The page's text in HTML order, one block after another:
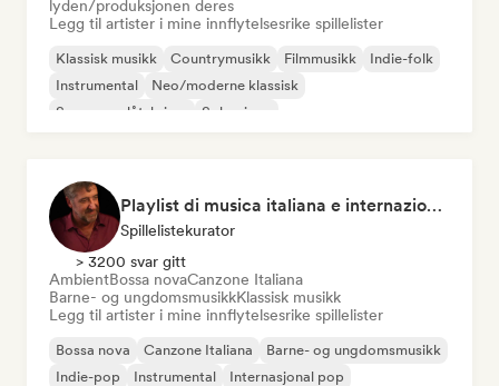
lyden/produksjonen deres
Legg til artister i mine innflytelsesrike spillelister
Klassisk musikk Countrymusikk Filmmusikk
Indie-folk
Instrumental
Neo/moderne klassisk
Sanger og låtskriver
Solo piano
Playlist di musica italiana e internazionale
Spillelistekurator
> 3200 svar gitt
AmbientBossa novaCanzone Italiana
Barne- og ungdomsmusikkKlassisk musikk
Legg til artister i mine innflytelsesrike spillelister
Bossa nova Canzone Italiana
Barne- og ungdomsmusikk
Indie-pop
Instrumental
Internasjonal pop